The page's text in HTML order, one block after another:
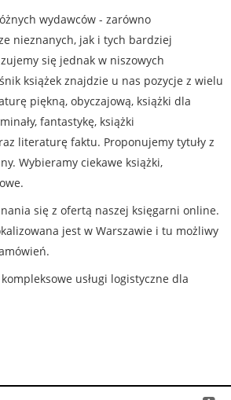
wydawców - zarówno
nieznanych, jak i tych bardziej
się jednak w niszowych
książek znajdzie u nas pozycje z wielu
piękną, obyczajową, książki dla
fantastykę, książki
literaturę faktu. Proponujemy tytuły z
Wybieramy ciekawe książki,
się z ofertą naszej księgarni online.
jest w Warszawie i tu możliwy
usługi logistyczne dla